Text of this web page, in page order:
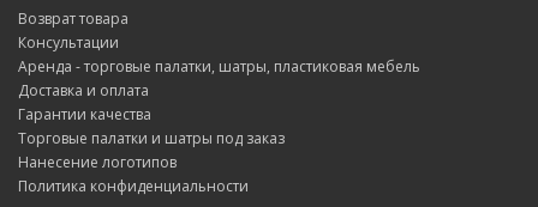
Возврат товара
Консультации
Аренда - торговые палатки, шатры, пластиковая мебель
Доставка и оплата
Гарантии качества
Торговые палатки и шатры под заказ
Нанесение логотипов
Политика конфиденциальности